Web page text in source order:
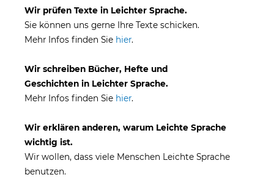
Wir prüfen Texte in Leichter Sprache.
Sie können uns gerne Ihre Texte schicken.
Mehr Infos finden Sie hier.
Wir schreiben Bücher, Hefte und
Geschichten in Leichter Sprache.
Mehr Infos finden Sie hier.
Wir erklären anderen, warum Leichte Sprache
wichtig ist.
Wir wollen, dass viele Menschen Leichte Sprache
benutzen.